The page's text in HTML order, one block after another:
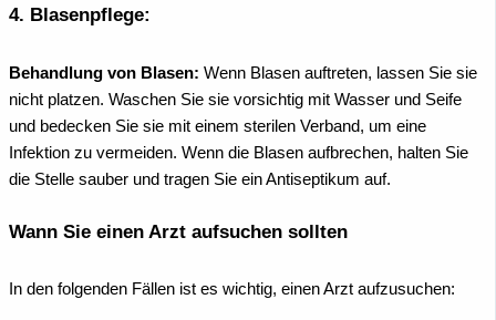
4. Blasenpflege:
Behandlung von Blasen: Wenn Blasen auftreten, lassen Sie sie
nicht platzen. Waschen Sie sie vorsichtig mit Wasser und Seife
und bedecken Sie sie mit einem sterilen Verband, um eine
Infektion zu vermeiden. Wenn die Blasen aufbrechen, halten Sie
die Stelle sauber und tragen Sie ein Antiseptikum auf.
Wann Sie einen Arzt aufsuchen sollten
In den folgenden Fällen ist es wichtig, einen Arzt aufzusuchen: